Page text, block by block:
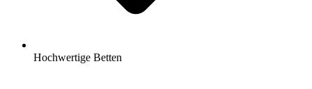
Hochwertige Betten